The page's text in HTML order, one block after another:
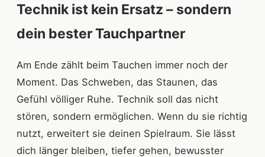
Technik ist kein Ersatz – sondern
dein bester Tauchpartner
Am Ende zählt beim Tauchen immer noch der
Moment. Das Schweben, das Staunen, das
Gefühl völliger Ruhe. Technik soll das nicht
stören, sondern ermöglichen. Wenn du sie richtig
nutzt, erweitert sie deinen Spielraum. Sie lässt
dich länger bleiben, tiefer gehen, bewusster